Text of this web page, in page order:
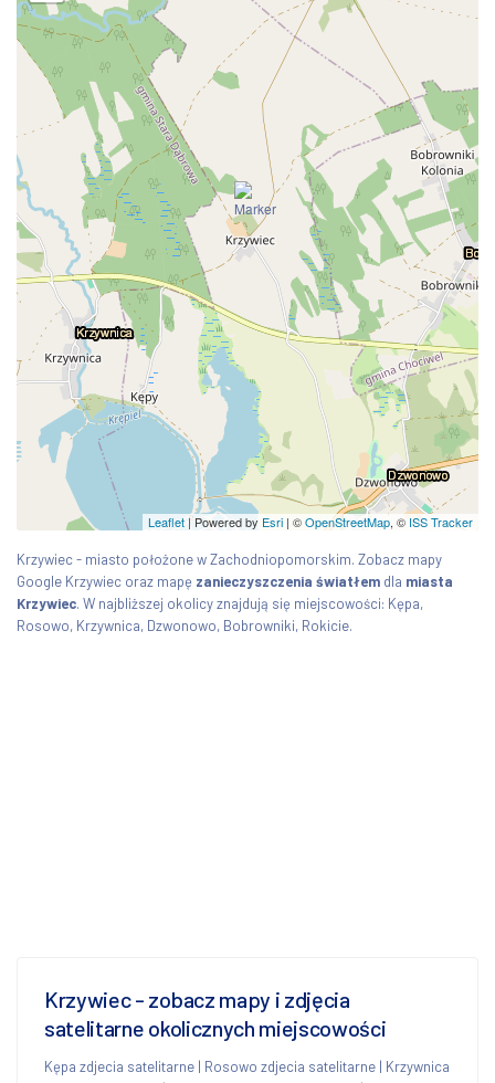
Leaflet | Powered by Esri | ©OpenStreetMap, © ISS Tracker
Krzywiec - miasto położone w Zachodniopomorskim. Zobacz mapy
Google Krzywiec oraz mapę zanieczyszczenia światłem dla miasta
Krzywiec. W najbliższej okolicy znajdują się miejscowości: Kępa,
Rosowo, Krzywnica, Dzwonowo, Bobrowniki, Rokicie.
Krzywiec - zobacz mapy i zdjęcia
satelitarne okolicznych miejscowości
Kępa zdjecia satelitarne | Rosowo zdjecia satelitarne | Krzywnica